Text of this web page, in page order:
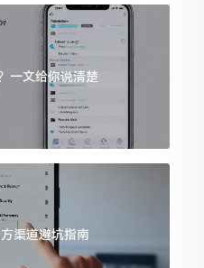
一文给你说清楚
渠道避坑指南